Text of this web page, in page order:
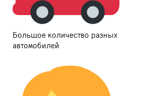
Большое количество разных
автомобилей